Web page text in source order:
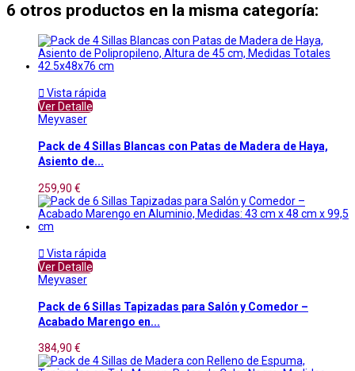
6 otros productos en la misma categoría:
 Vista rápida
Ver Detalle
Meyvaser
Pack de 4 Sillas Blancas con Patas de Madera de Haya,
Asiento de...
259,90 €
 Vista rápida
Ver Detalle
Meyvaser
Pack de 6 Sillas Tapizadas para Salón y Comedor –
Acabado Marengo en...
384,90 €